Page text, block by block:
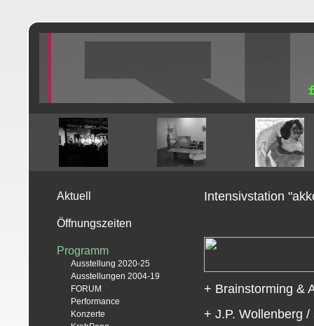
Aktuell
Öffnungszeiten
Programm
Ausstellung 2020-25
Ausstellungen 2004-19
FORUM
Performance
Konzerte
Intensivstation
+ Brainstorming &
+ J.P. Wollenberg